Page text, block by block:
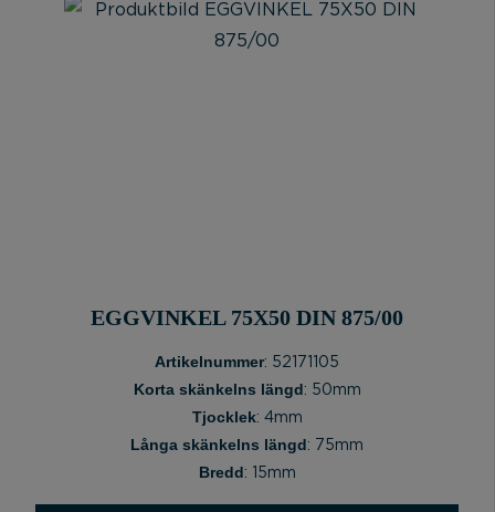
EGGVINKEL 75X50 DIN 875/00
Artikelnummer: 52171105
Korta skänkelns längd: 50mm
Tjocklek: 4mm
Långa skänkelns längd: 75mm
Bredd: 15mm